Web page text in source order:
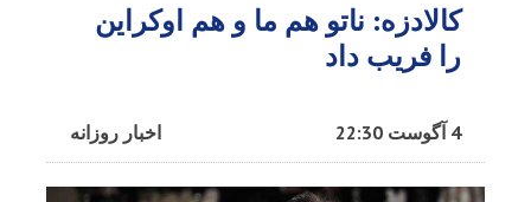
کالادزه: ناتو هم ما و هم اوکراین
را فریب داد
اخبار روزانه 4 آگوست 22:30